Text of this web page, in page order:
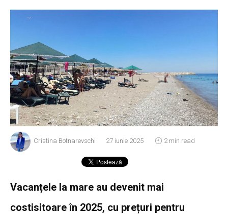
Cristina Botnarevschi 27 iunie 2025 2 min read
Vacanțele la mare au devenit mai
costisitoare în 2025, cu prețuri pentru